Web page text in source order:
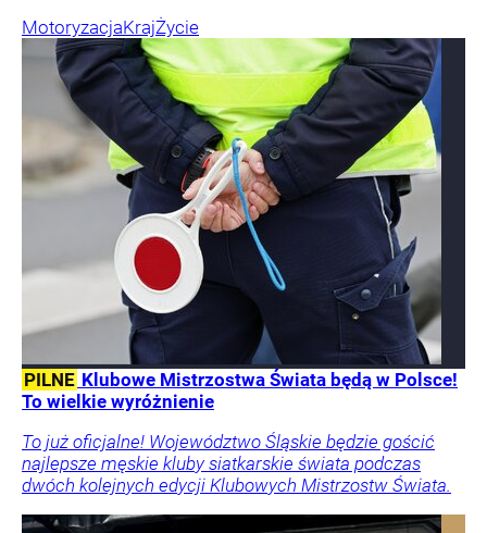
MotoryzacjaKrajŻycie
PILNE Klubowe Mistrzostwa Świata będą w Polsce!
To wielkie wyróżnienie
To już oficjalne! Województwo Śląskie będzie gościć
najlepsze męskie kluby siatkarskie świata podczas
dwóch kolejnych edycji Klubowych Mistrzostw Świata.